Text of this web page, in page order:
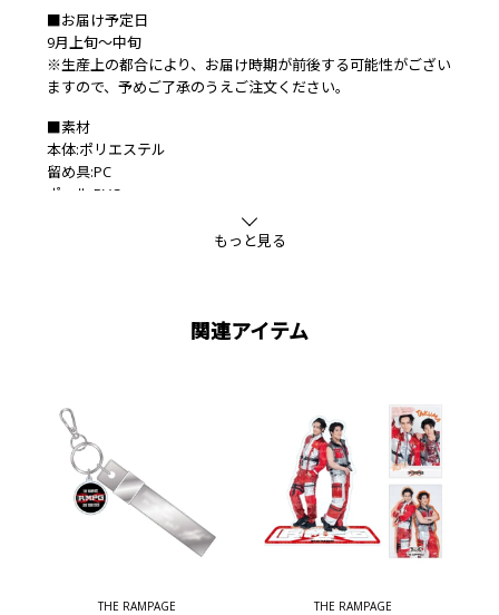
■お届け予定日
9月上旬～中旬
※生産上の都合により、お届け時期が前後する可能性がござい
ますので、予めご了承のうえご注文ください。
■素材
本体:ポリエステル
留め具:PC
ポール:PVC
もっと見る
関連アイテム
THE RAMPAGE THE RAMPAGE